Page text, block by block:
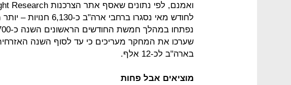
שערכו את המחקר מעריכים כי עד לסוף השנה האזרחית
בארה"ב לכ-12 אלף.
מוציאים אבל פחות